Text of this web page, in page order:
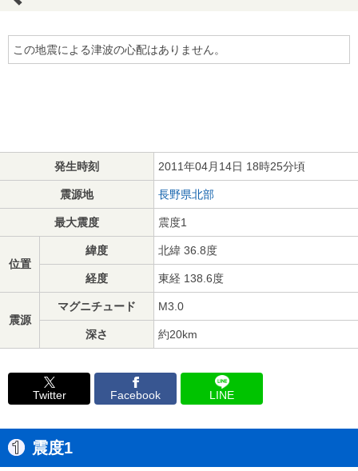
この地震による津波の心配はありません。
発生時刻 2011年04月14日 18時25分頃
震源地 長野県北部
最大震度 震度1
位置
緯度 北緯 36.8度
経度 東経 138.6度
震源
マグニチュード M3.0
深さ 約20km
Twitter Facebook LINE
震度1